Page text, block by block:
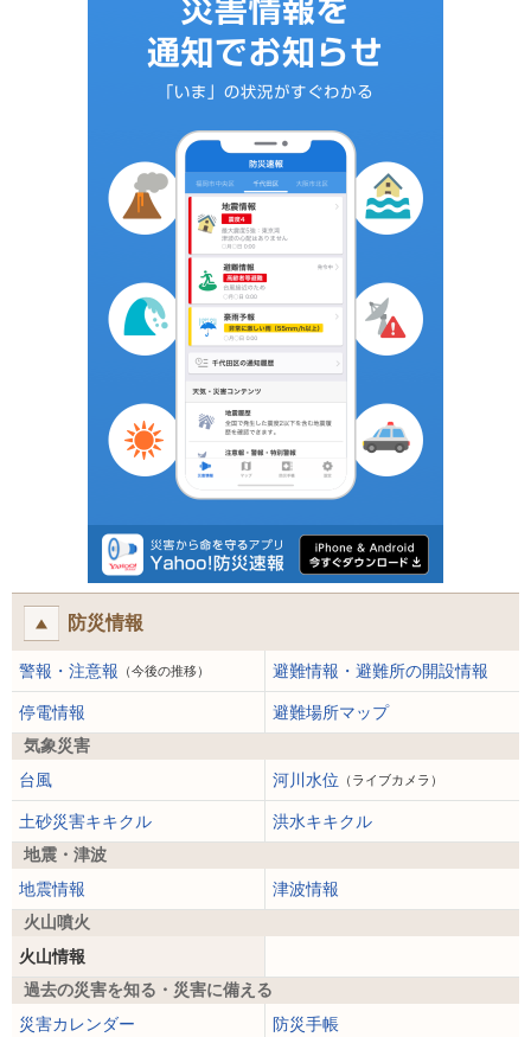
防災情報
警報・注意報 （今後の推移） 避難情報・避難所の開設情報
停電情報
避難場所マップ
気象災害
台風
河川水位 （ライブカメラ）
土砂災害キキクル
洪水キキクル
地震・津波
地震情報
津波情報
火山噴火
火山情報
過去の災害を知る・災害に備える
災害カレンダー
防災手帳